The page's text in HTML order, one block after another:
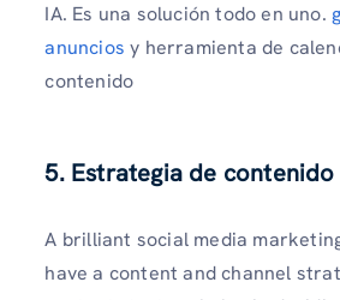
IA. Es una solución todo en uno.
anuncios y herramienta de
contenido
5. Estrategia de contenido
A brilliant social media
have a content and channel